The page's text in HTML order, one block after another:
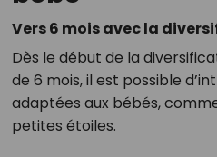
Vers 6 mois avec la
Dès le début de la
de 6 mois, il est possible
adaptées aux bébés,
petites étoiles.